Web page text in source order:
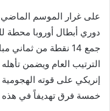
على غرار الموسم
دوري أبطال أوروبا محطة
جمع 14 نقطة من
إنريكي على قوته
خمسة فرق تهديفاً في هذه